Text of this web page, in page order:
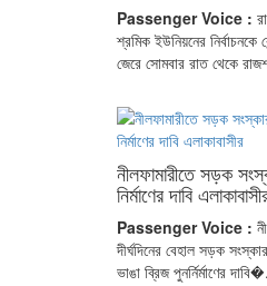
Passenger Voice :
শ্রমিক ইউনিয়নের নির্বাচনকে
জেরে সোমবার রাত থেকে
নীলফামারীতে সড়ক
নির্মাণের দাবি
Passenger Voice :
দীর্ঘদিনের বেহাল সড়ক
ভাঙা ব্রিজ পুনর্নির্মাণের